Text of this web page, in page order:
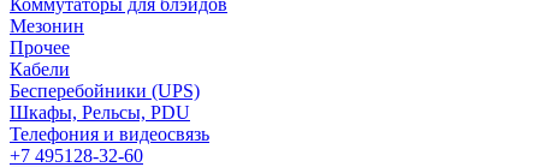
Коммутаторы для блэйдов
Мезонин
Прочее
Кабели
Бесперебойники (UPS)
Шкафы, Рельсы, PDU
Телефония и видеосвязь
+7 495128-32-60